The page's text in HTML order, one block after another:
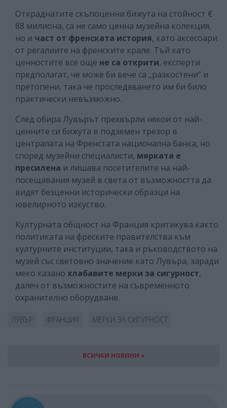
Откраднатите скъпоценни бижута на стойност €
88 милиона, са не само ценна музейна колекция,
но и част от френската история, като аксесоари
от регалиите на френските крале. Тъй като
ценностите все още не са открити, експерти
предполагат, че може би вече са „разкостени” и
претопени, така че проследяването им би било
практически невъзможно.
След обира Лувърът прехвърли някои от най-
ценните си бижута в подземен трезор в
централата на Френстата национална банка, но
според музейни специалисти, мярката е
пресилена и лишава посетителите на най-
посещавания музей в света от възможността да
видят безценни исторически образци на
ювелирното изкуство.
Културната общност на Франция критикува както
политиката на фреските правителства към
културните институции, така и ръководството на
музей със световно значение като Лувъра, заради
меко казано хлабавите мерки за сигурност,
далеч от възможностите на съвременното
охранително оборудване.
ЛУВЪР ФРАНЦИЯ МЕРКИ ЗА СИГУРНОСТ
ВСИЧКИ НОВИНИ »